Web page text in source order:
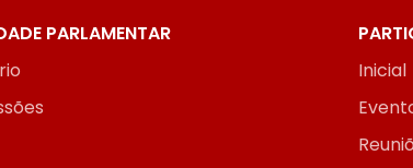
PARLAMENTAR
Inicial